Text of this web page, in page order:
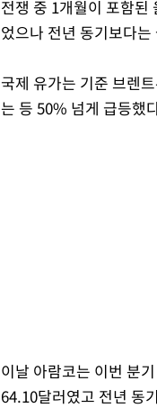
전쟁 중 1개월이 포함된
었으나 전년 동기보다
국제 유가는 기준 브렌
는 등 50% 넘게 급등했
이날 아람코는 이번 분
64.10달러였고 전년 동